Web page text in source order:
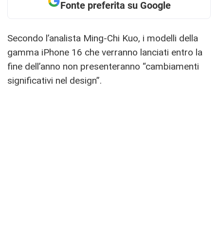
Fonte preferita su Google
Secondo l’analista Ming-Chi Kuo, i modelli della
gamma iPhone 16 che verranno lanciati entro la
fine dell’anno non presenteranno “cambiamenti
significativi nel design”.